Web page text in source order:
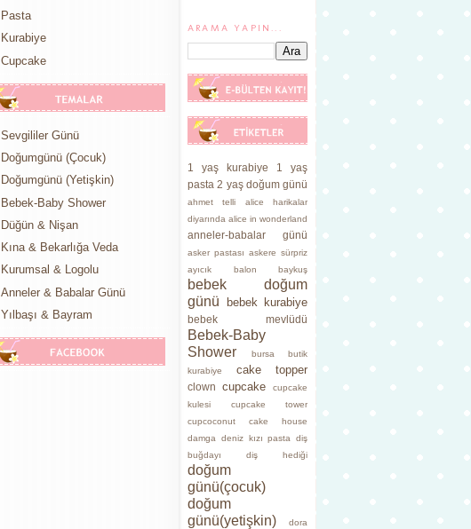
ARAMA YAPIN...
1 yaş kurabiye
1 yaş
pasta 2 yaş doğum günü
ahmet telli
alice harikalar
diyarında alice in wonderland
anneler-babalar günü
asker pastası askere sürpriz
ayıcık
balon baykuş
bebek doğum
günü
bebek kurabiye
bebek mevlüdü
Bebek-Baby
Shower
bursa butik
kurabiye
cake topper
clown cupcake
cupcake
kulesi
cupcake tower
cupcoconut cake house
damga
deniz kızı pasta
diş
buğdayı
diş hediği
doğum
günü(çocuk)
doğum
günü(yetişkin)
dora
Pasta
Kurabiye
Cupcake
Sevgililer Günü
Doğumgünü (Çocuk)
Doğumgünü (Yetişkin)
Bebek-Baby Shower
Düğün & Nişan
Kına & Bekarlığa Veda
Kurumsal & Logolu
Anneler & Babalar Günü
Yılbaşı & Bayram